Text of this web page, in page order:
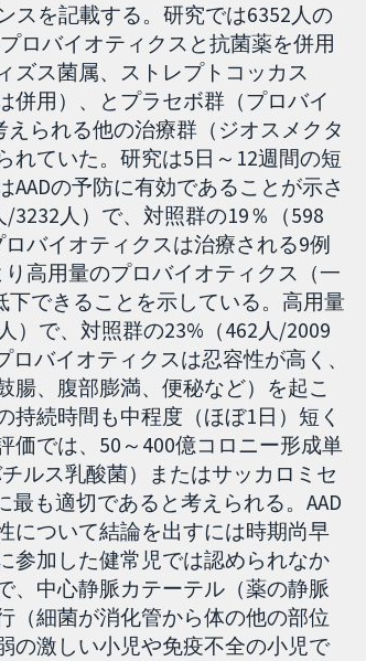
スを記載する。研究では6352人の
ロバイオティクスと抗菌薬を併用
ズス菌属、ストレプトコッカス
併用）、とプラセボ群（プロバイ
られる他の治療群（ジオスメクタ
れていた。研究は5日～12週間の短
の予防に有効であることが示さ
3232人）で、対照群の19％（598
バイオティクスは治療される9例
高用量のプロバイオティクス（一
下できることを示している。高用量
）で、対照群の23%（462人/2009
バイオティクスは忍容性が高く、
腸、腹部膨満、便秘など）を起こ
続時間も中程度（ほぼ1日）短く
価では、50～400億コロニー形成単
ルス乳酸菌）またはサッカロミセ
も適切であると考えられる。AAD
について結論を出すには時期尚早
参加した健常児では認められなか
、中心静脈カテーテル（薬の静脈
（細菌が消化管から体の他の部位
の激しい小児や免疫不全の小児で